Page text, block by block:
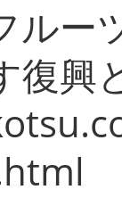
ー
復興